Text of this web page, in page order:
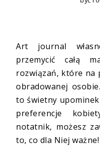
Art journal
przemycić całą
rozwiązań, które na
obradowanej
to świetny
preferencje
notatnik, możesz
to, co dla Niej ważne!